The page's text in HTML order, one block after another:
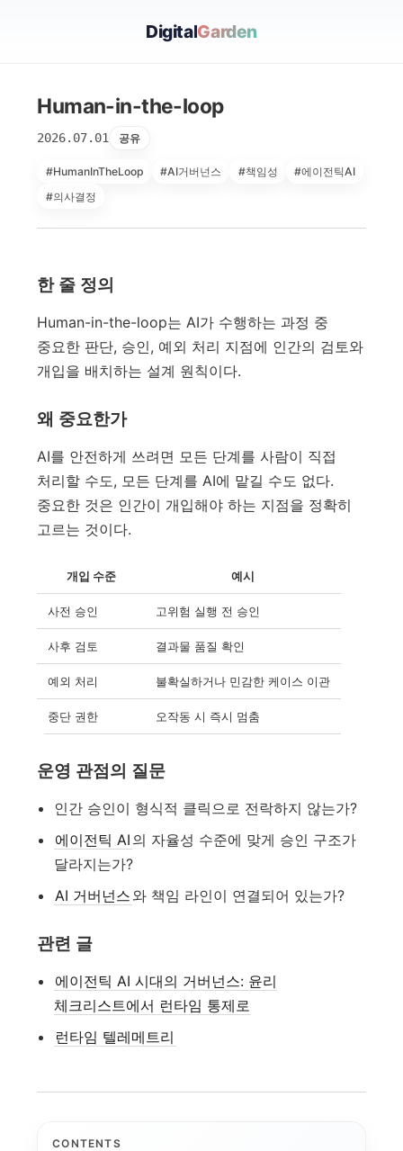
DigitalGarden
Human-in-the-loop
2026.07.01 공유
#HumanInTheLoop #AI거버넌스 #책임성
#에이전틱AI
#의사결정
한 줄 정의
Human-in-the-loop는 AI가 수행하는 과정 중
중요한 판단, 승인, 예외 처리 지점에 인간의 검토와
개입을 배치하는 설계 원칙이다.
왜 중요한가
AI를 안전하게 쓰려면 모든 단계를 사람이 직접
처리할 수도, 모든 단계를 AI에 맡길 수도 없다.
중요한 것은 인간이 개입해야 하는 지점을 정확히
고르는 것이다.
개입 수준 예시
사전 승인 고위험 실행 전 승인
사후 검토 결과물 품질 확인
예외 처리 불확실하거나 민감한 케이스 이관
중단 권한 오작동 시 즉시 멈춤
운영 관점의 질문
인간 승인이 형식적 클릭으로 전락하지 않는가?
에이전틱 AI 의 자율성 수준에 맞게 승인 구조가
달라지는가?
AI 거버넌스 와 책임 라인이 연결되어 있는가?
관련 글
에이전틱 AI 시대의 거버넌스: 윤리
체크리스트에서 런타임 통제로
런타임 텔레메트리
CONTENTS